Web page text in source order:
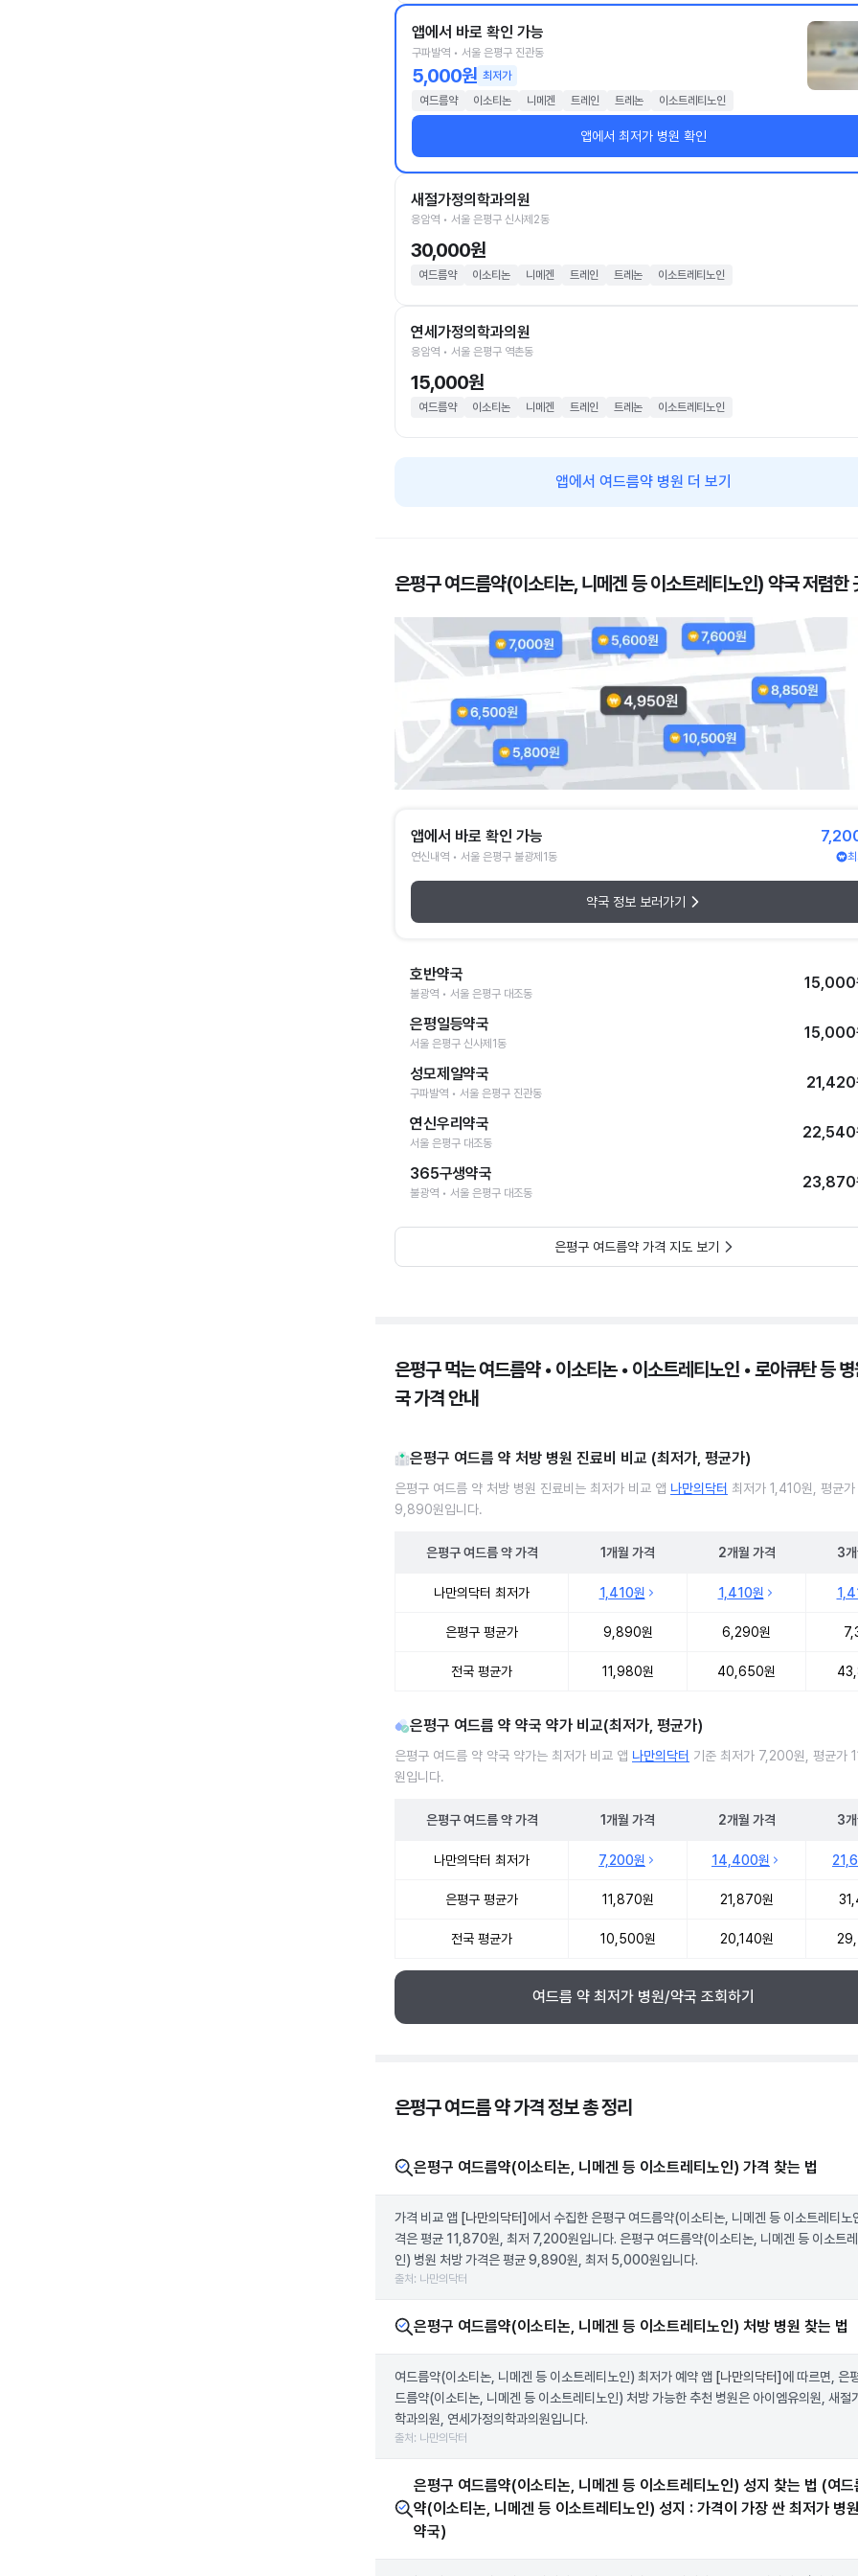
앱에서 바로 확인 가능
구파발역 • 서울 은평구 진관동
5,000원 최저가
여드름약
이소티논 니메겐 트레인 트레논 이소트레티노인
앱에서 최저가 병원 확인
새절가정의학과의원
응암역 • 서울 은평구 신사제2동
30,000원
여드름약 이소티논 니메겐 트레인 트레논 이소트레티노인
연세가정의학과의원
응암역 • 서울 은평구 역촌동
15,000원
여드름약 이소티논 니메겐 트레인 트레논 이소트레티노인
앱에서 여드름약 병원 더 보기
은평구 여드름약(이소티논, 니메겐 등 이소트레티노인) 약국 저렴한
앱에서 바로 확인 가능
연신내역 • 서울 은평구 불광제1동
약국 정보 보러가기
호반약국
불광역 • 서울 은평구 대조동
15,000
은평일등약국
서울 은평구 신사제1동
15,000
성모제일약국
구파발역 • 서울 은평구 진관동
21,420
연신우리약국
서울 은평구 대조동
22,540
365구생약국
불광역 • 서울 은평구 대조동
23,870
은평구 여드름약 가격 지도 보기
은평구 먹는 여드름약 • 이소티논 • 이소트레티노인 • 로아큐탄 등
국 가격 안내
은평구 여드름 약 처방 병원 진료비 비교 (최저가, 평균가)
은평구 여드름 약 처방 병원 진료비는 최저가 비교 앱 나만의닥터 최저가 1,410원, 평균가
9,890원입니다.
은평구 여드름 약가격 1개월 가격 2개월 가격 3
나만의닥터 최저가 1,410원 1,410원
은평구 평균가 9,890원 6,290원
전국 평균가 11,980원 40,650원
은평구 여드름 약 약국 약가 비교(최저가, 평균가)
은평구 여드름 약 약국 약가는 최저가 비교 앱 나만의닥터 기준 최저가 7,200원, 평균가
원입니다.
은평구 여드름 약가격 1개월 가격 2개월 가격 3
나만의닥터 최저가 7,200원 14,400원
은평구 평균가 11,870원 21,870원
전국 평균가 10,500원 20,140원
여드름 약 최저가 병원/약국 조회하기
은평구 여드름 약 가격 정보 총 정리
은평구 여드름약(이소티논, 니메겐 등 이소트레티노인) 가격 찾는 법
가격 비교 앱 [나만의닥터] 에서 수집한 은평구 여드름약(이소티논, 니메겐 등 이소트레티노
격은 평균 11,870원, 최저 7,200원입니다. 은평구 여드름약(이소티논, 니메겐 등 이소트
인) 병원 처방 가격은 평균 9,890원, 최저 5,000원입니다.
출처: 나만의닥터
은평구 여드름약(이소티논, 니메겐 등 이소트레티노인) 처방 병원 찾는 법
여드름약(이소티논, 니메겐 등 이소트레티노인) 최저가 예약 앱 [나만의닥터] 에 따르면, 은
드름약(이소티논, 니메겐 등 이소트레티노인) 처방 가능한 추천 병원은 아이엠유의원, 새절
학과의원, 연세가정의학과의원입니다.
출처: 나만의닥터
은평구 여드름약(이소티논, 니메겐 등 이소트레티노인) 성지 찾는 법 (여드
약(이소티논, 니메겐 등 이소트레티노인) 성지 : 가격이 가장 싼 최저가 병
약국)